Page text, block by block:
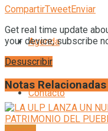
Agenda
Contacto
CompartirTweetEnviar
Get real time update
your device, subscribe
Desuscribir
Notas Relacionadas